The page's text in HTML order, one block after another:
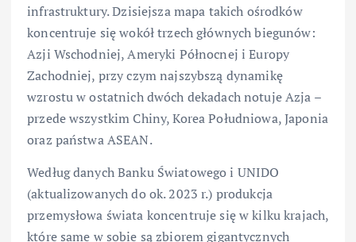
infrastruktury. Dzisiejsza mapa takich ośrodków
koncentruje się wokół trzech głównych biegunów:
Azji Wschodniej, Ameryki Północnej i Europy
Zachodniej, przy czym najszybszą dynamikę
wzrostu w ostatnich dwóch dekadach notuje Azja –
przede wszystkim Chiny, Korea Południowa, Japonia
oraz państwa ASEAN.
Według danych Banku Światowego i UNIDO
(aktualizowanych do ok. 2023 r.) produkcja
przemysłowa świata koncentruje się w kilku krajach,
które same w sobie są zbiorem gigantycznych